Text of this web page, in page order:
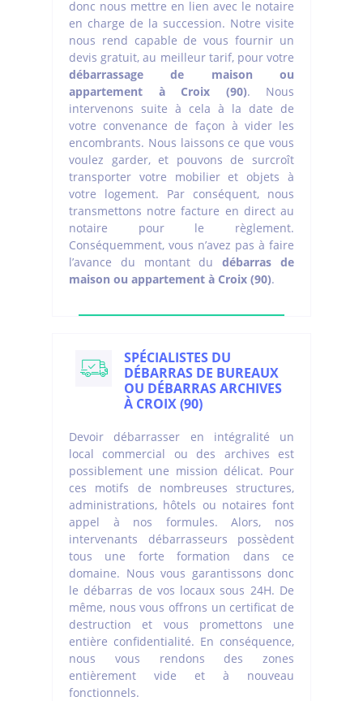
donc nous mettre en lien avec le notaire
en charge de la succession. Notre visite
nous rend capable de vous fournir un
devis gratuit, au meilleur tarif, pour votre
débarrassage de maison ou
appartement à Croix (90). Nous
intervenons suite à cela à la date de
votre convenance de façon à vider les
encombrants. Nous laissons ce que vous
voulez garder, et pouvons de surcroît
transporter votre mobilier et objets à
votre logement. Par conséquent, nous
transmettons notre facture en direct au
notaire pour le règlement.
Conséquemment, vous n’avez pas à faire
l’avance du montant dudébarras de
maison ou appartement à Croix (90).
SPÉCIALISTES DU
DÉBARRAS DE BUREAUX
OU DÉBARRAS ARCHIVES
À CROIX (90)
Devoir débarrasser en intégralité un
local commercial ou des archives est
possiblement une mission délicat. Pour
ces motifs de nombreuses structures,
administrations, hôtels ou notaires font
appel à nos formules. Alors, nos
intervenants débarrasseurs possèdent
tous une forte formation dans ce
domaine. Nous vous garantissons donc
le débarras de vos locaux sous 24H. De
même, nous vous offrons un certificat de
destruction et vous promettons une
entière confidentialité. En conséquence,
nous vous rendons des zones
entièrement vide et à nouveau
fonctionnels.